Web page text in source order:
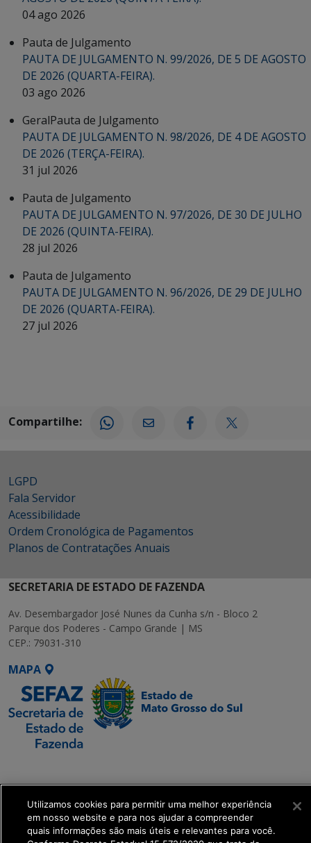
04 ago 2026
Pauta de Julgamento
PAUTA DE JULGAMENTO N. 99/2026, DE 5 DE AGOSTO
DE 2026 (QUARTA-FEIRA).
03 ago 2026
GeralPauta de Julgamento
PAUTA DE JULGAMENTO N. 98/2026, DE 4 DE AGOSTO
DE 2026 (TERÇA-FEIRA).
31 jul 2026
Pauta de Julgamento
PAUTA DE JULGAMENTO N. 97/2026, DE 30 DE JULHO
DE 2026 (QUINTA-FEIRA).
28 jul 2026
Pauta de Julgamento
PAUTA DE JULGAMENTO N. 96/2026, DE 29 DE JULHO
DE 2026 (QUARTA-FEIRA).
27 jul 2026
Compartilhe:
LGPD
Fala Servidor
Acessibilidade
Ordem Cronológica de Pagamentos
Planos de Contratações Anuais
SECRETARIA DE ESTADO DE FAZENDA
Av. Desembargador José Nunes da Cunha s/n - Bloco 2
Parque dos Poderes - Campo Grande | MS
CEP.: 79031-310
MAPA
Executiva de
Transformação Digital
get_footer();
Utilizamos cookies para permitir uma melhor experiência
em nosso website e para nos ajudar a compreender
quais informações são mais úteis e relevantes para você.